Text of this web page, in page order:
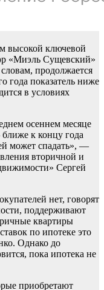
высокой ключевой
«Миэль Сущевский»
продолжается
года показатель ниже
в условиях
осеннем месяце
к концу года
может спадать», —
вторичной и
Сергей
нет, говорят
поддерживают
квартиры
по ипотеке это
Однако до
пока ипотека не
приобретают